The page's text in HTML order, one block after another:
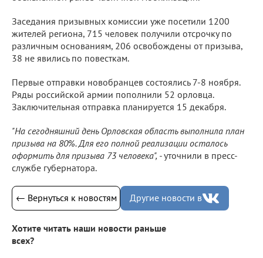
Заседания призывных комиссии уже посетили 1200
жителей региона, 715 человек получили отсрочку по
различным основаниям, 206 освобождены от призыва,
38 не явились по повесткам.
Первые отправки новобранцев состоялись 7-8 ноября.
Ряды российской армии пополнили 52 орловца.
Заключительная отправка планируется 15 декабря.
"На сегодняшний день Орловская область выполнила план
призыва на 80%. Для его полной реализации осталось
оформить для призыва 73 человека", -уточнили в пресс-
службе губернатора.
← Вернуться к новостям Другие новости в
Хотите читать наши новости раньше
всех?